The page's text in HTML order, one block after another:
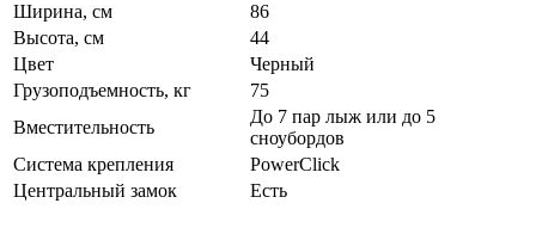
Ширина, см
86
Высота, см
44
Цвет
Черный
Грузоподъемность, кг
75
Вместительность
До 7 пар лыж или до 5
сноубордов
Система крепления
PowerClick
Центральный замок
Есть